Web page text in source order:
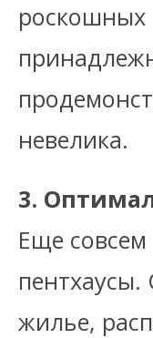
роскошных
невелика.
3.
Еще
жилье,